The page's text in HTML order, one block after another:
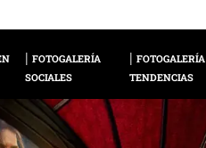
FOTOGALERÍA
SOCIALES
FOTOGALERÍA
TENDENCIAS